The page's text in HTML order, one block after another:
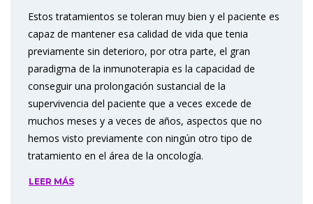
Estos tratamientos se toleran muy bien y el paciente es
capaz de mantener esa calidad de vida que tenia
previamente sin deterioro, por otra parte, el gran
paradigma de la inmunoterapia es la capacidad de
conseguir una prolongación sustancial de la
supervivencia del paciente que a veces excede de
muchos meses y a veces de años, aspectos que no
hemos visto previamente con ningún otro tipo de
tratamiento en el área de la oncología.
LEER MÁS